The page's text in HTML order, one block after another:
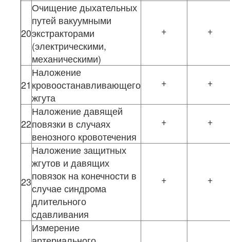
20
Очищение дыхательных
путей вакуумными
экстракторами
(электрическими,
механическими)
+ +
21
Наложение
кровоостанавливающего
жгута
+ +
22
Наложение давящей
повязки в случаях
венозного кровотечения
+ +
23
Наложение защитных
жгутов и давящих
повязок на конечности в
случае синдрома
длительного
сдавливания
+ +
Измерение